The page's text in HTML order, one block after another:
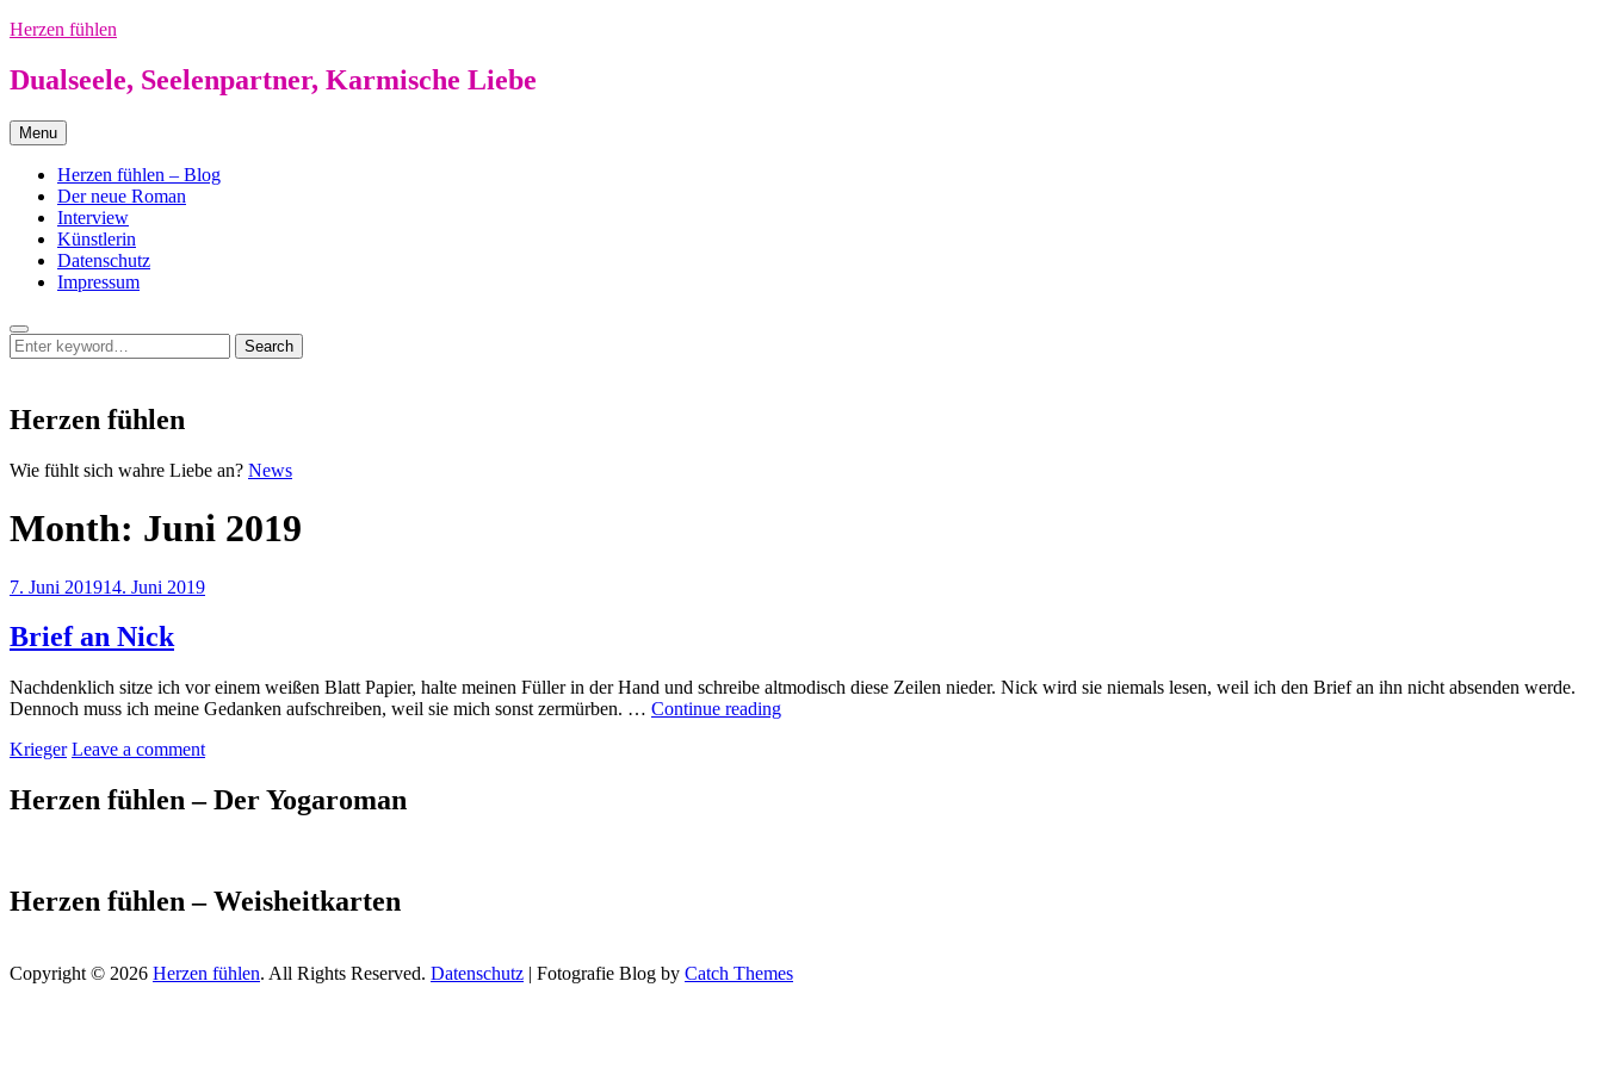
Skip
content
Herzen fühlen
Dualseele, Seelenpartner, Karmische Liebe
Menu
Herzen fühlen – Blog
Der neue Roman
Interview
Künstlerin
Datenschutz
Impressum
Search
Search
for:
Search
Herzen fühlen
Wie fühlt sich wahre Liebe an? NewsHerzen
Month: Juni 2019
Posted
7. Juni 201914. Juni 2019
Brief an Nick
Nachdenklich sitze ich vor einem weißen Blatt Papier, halte meinen Füller in der Hand und schreibe altmodisch diese Zeilen nieder. Nick wird sie niemals lesen, weil ich den Brief an ihn nicht absenden werde.
Dennoch muss ich meine Gedanken aufschreiben, weil sie mich sonst zermürben. … Continue readingBrief
by
Krieger Leave a comment
Herzen fühlen – Der Yogaroman
Herzen fühlen – Weisheitkarten
Copyright © 2026 Herzen fühlen. All Rights Reserved. Datenschutz | Fotografie Blog by Catch Themes